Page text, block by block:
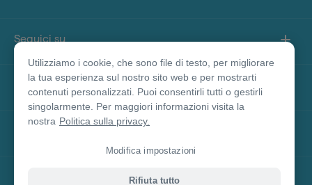
Seguici su
Informazioni sul sito
Utilizziamo i cookie, che sono file di testo, per migliorare
la tua esperienza sul nostro sito web e per mostrarti
contenuti personalizzati. Puoi consentirli tutti o gestirli
singolarmente. Per maggiori informazioni visita la
nostra Politica sulla privacy.
Rifiuta tutto
Modifica impostazioni